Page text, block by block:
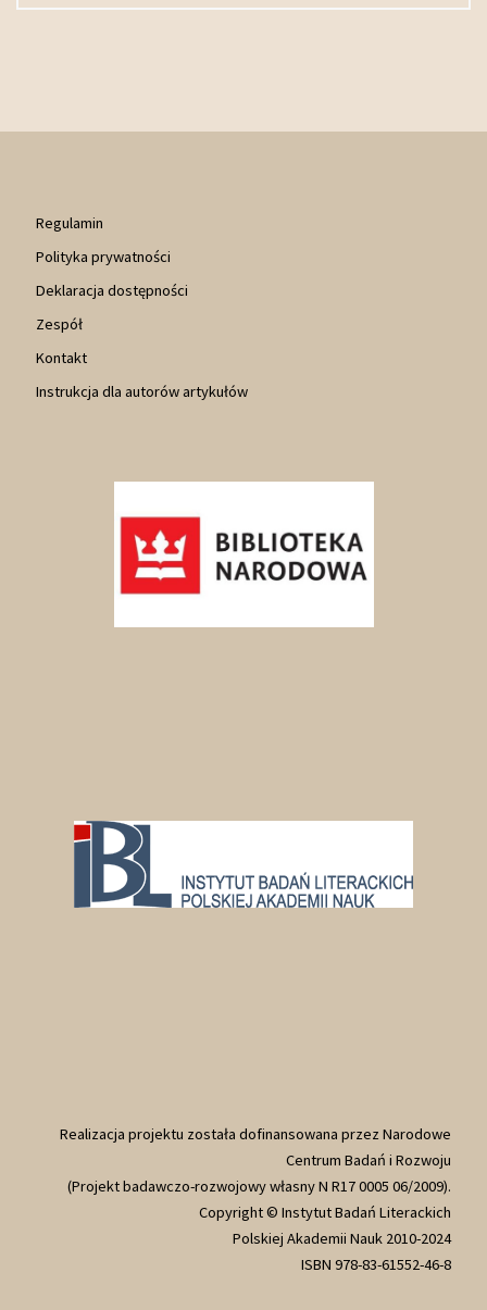
Regulamin
Polityka prywatności
Deklaracja dostępności
Zespół
Kontakt
Instrukcja dla autorów artykułów
Realizacja projektu została dofinansowana przez Narodowe
Centrum Badań i Rozwoju
(Projekt badawczo-rozwojowy własny N R17 0005 06/2009).
Copyright © Instytut Badań Literackich
Polskiej Akademii Nauk 2010-2024
ISBN 978-83-61552-46-8